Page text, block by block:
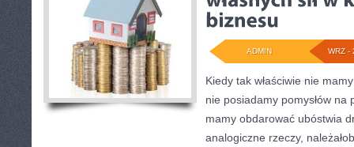
WRZ -
ADMIN
Kiedy tak właściwie nie
nie posiadamy pomysłów na
mamy obdarować ubóstwia
analogiczne rzeczy,